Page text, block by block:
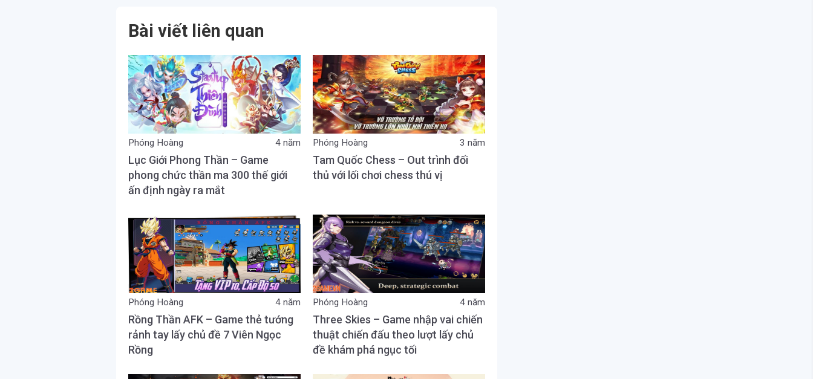
Bài viết liên quan
Phóng Hoàng 4 năm
Lục Giới Phong Thần – Game
phong chức thần ma 300 thế giới
ấn định ngày ra mắt
Phóng Hoàng 3 năm
Tam Quốc Chess – Out trình đối
thủ với lối chơi chess thú vị
Phóng Hoàng 4 năm
Rồng Thần AFK – Game thẻ tướng
rảnh tay lấy chủ đề 7 Viên Ngọc
Rồng
Phóng Hoàng 4 năm
Three Skies – Game nhập vai chiến
thuật chiến đấu theo lượt lấy chủ
đề khám phá ngục tối